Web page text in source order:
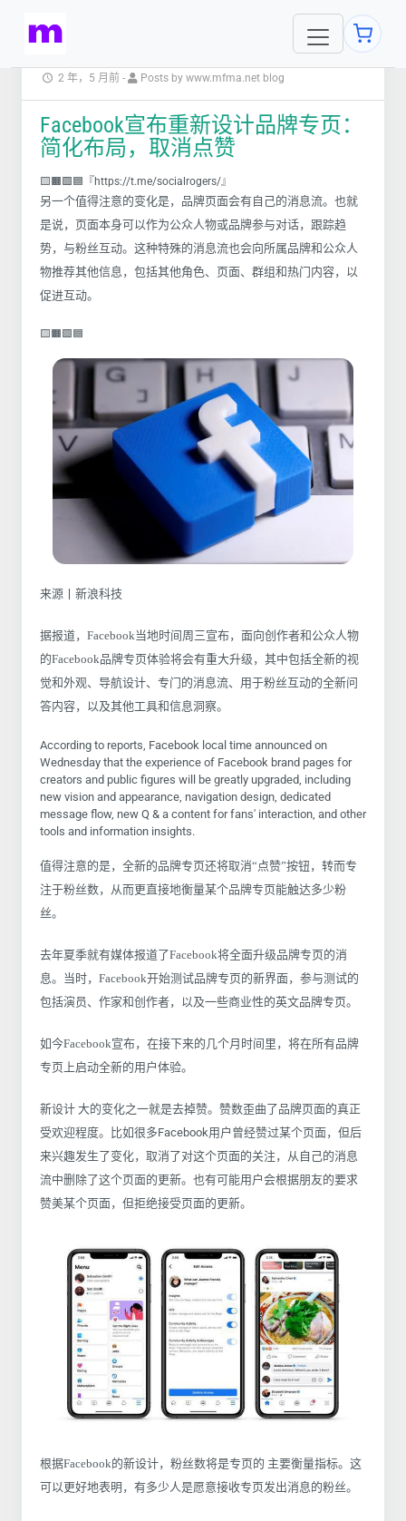
2 年，5 月前 - Posts by www.mfma.net blog
Facebook宣布重新设计品牌专页：
简化布局，取消点赞
🟨🟧🟩🟦『https://t.me/socialrogers/』
另一个值得注意的变化是，品牌页面会有自己的消息流。也就
是说，页面本身可以作为公众人物或品牌参与对话，跟踪趋
势，与粉丝互动。这种特殊的消息流也会向所属品牌和公众人
物推荐其他信息，包括其他角色、页面、群组和热门内容，以
促进互动。
🟨🟧🟩🟦
来源丨新浪科技
据报道，Facebook当地时间周三宣布，面向创作者和公众人物
的Facebook品牌专页体验将会有重大升级，其中包括全新的视
觉和外观、导航设计、专门的消息流、用于粉丝互动的全新问
答内容，以及其他工具和信息洞察。
According to reports, Facebook local time announced on
Wednesday that the experience of Facebook brand pages for
creators and public figures will be greatly upgraded, including
new vision and appearance, navigation design, dedicated
message flow, new Q & a content for fans' interaction, and other
tools and information insights.
值得注意的是，全新的品牌专页还将取消“点赞”按钮，转而专
注于粉丝数，从而更直接地衡量某个品牌专页能触达多少粉
丝。
去年夏季就有媒体报道了Facebook将全面升级品牌专页的消
息。当时，Facebook开始测试品牌专页的新界面，参与测试的
包括演员、作家和创作者，以及一些商业性的英文品牌专页。
如今Facebook宣布，在接下来的几个月时间里，将在所有品牌
专页上启动全新的用户体验。
新设计 大的变化之一就是去掉赞。赞数歪曲了品牌页面的真正
受欢迎程度。比如很多Facebook用户曾经赞过某个页面，但后
来兴趣发生了变化，取消了对这个页面的关注，从自己的消息
流中删除了这个页面的更新。也有可能用户会根据朋友的要求
赞美某个页面，但拒绝接受页面的更新。
根据Facebook的新设计，粉丝数将是专页的 主要衡量指标。这
可以更好地表明，有多少人是愿意接收专页发出消息的粉丝。